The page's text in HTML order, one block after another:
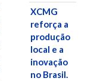
XCMG
reforça a
produção
local e a
inovação
no Brasil.